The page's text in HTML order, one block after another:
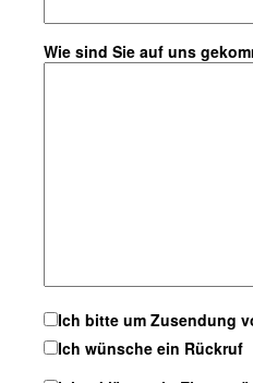
Wie sind Sie auf uns
Ich bitte um Zusendung
Ich wünsche ein Rückruf